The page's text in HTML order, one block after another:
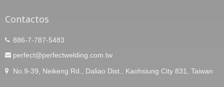
Contactos
886-7-787-5483
perfect@perfectwelding.com.tw
No.9-39, Neikeng Rd., Daliao Dist., Kaohsiung City 831, Taiwan